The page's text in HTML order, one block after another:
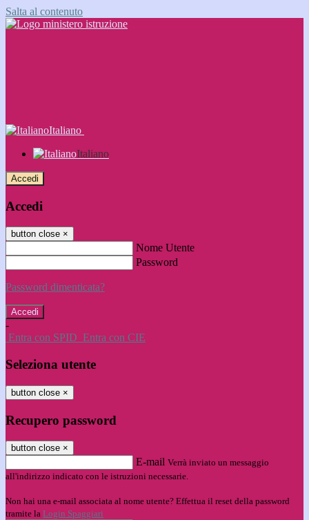
Salta al contenuto
Italiano
Italiano
Accedi
Accedi
button close ×
Nome Utente
Password
Password dimenticata?
-
Entra con SPID Entra con CIE
Seleziona utente
button close ×
Recupero password
button close ×
E-mail Verrà inviato un messaggio
all'indirizzo indicato con le istruzioni necessarie.
Non hai una e-mail associata al nome utente? Effettua il reset della password
tramite la Login Spaggiari